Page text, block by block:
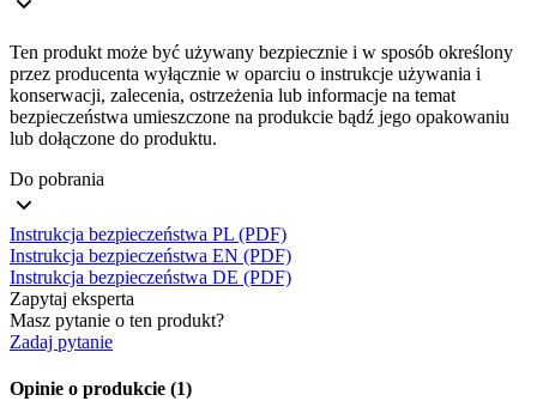
Ten produkt może być używany bezpiecznie i w sposób określony
przez producenta wyłącznie w oparciu o instrukcje używania i
konserwacji, zalecenia, ostrzeżenia lub informacje na temat
bezpieczeństwa umieszczone na produkcie bądź jego opakowaniu
lub dołączone do produktu.
Do pobrania
Instrukcja bezpieczeństwa PL (PDF)
Instrukcja bezpieczeństwa EN (PDF)
Instrukcja bezpieczeństwa DE (PDF)
Zapytaj eksperta
Masz pytanie o ten produkt?
Zadaj pytanie
Opinie o produkcie (1)